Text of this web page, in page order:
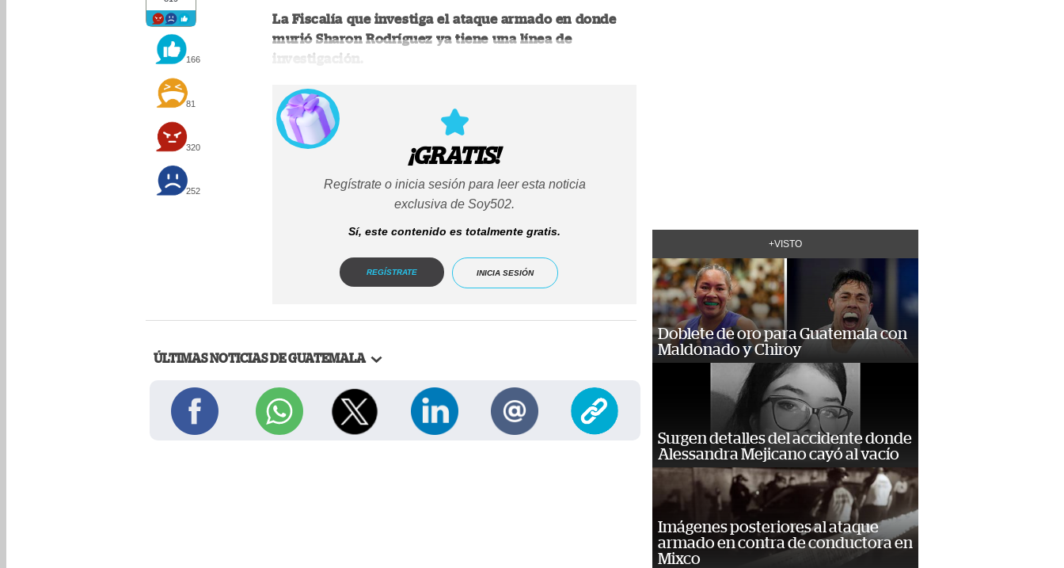
166
81
320
252
La Fiscalía que investiga el ataque armado en donde
murió Sharon Rodríguez ya tiene una línea de
investigación.
¡GRATIS!
Regístrate o inicia sesión para leer esta noticia
exclusiva de Soy502.
Sí, este contenido es totalmente gratis.
REGÍSTRATE INICIA SESIÓN
ÚLTIMAS NOTICIAS DE GUATEMALA
+VISTO
Doblete de oro para Guatemala con
Maldonado y Chiroy
Surgen detalles del accidente donde
Alessandra Mejicano cayó al vacío
Imágenes posteriores al ataque
armado en contra de conductora en
Mixco